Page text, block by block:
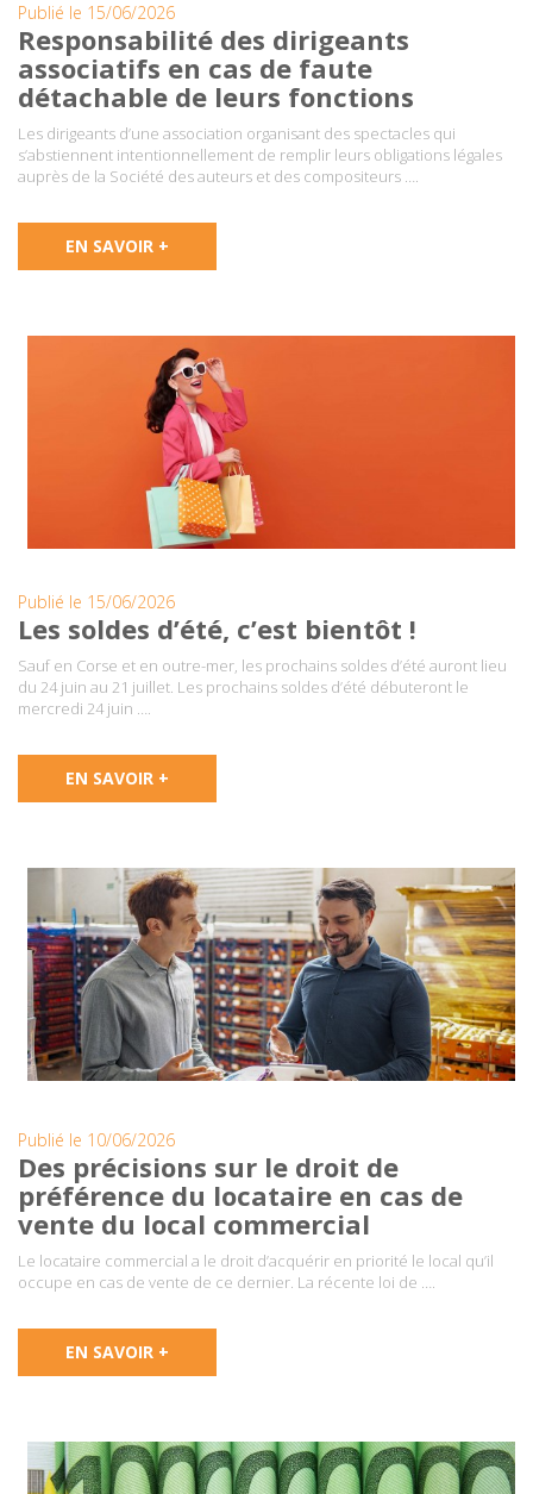
Publié le 15/06/2026
Responsabilité des dirigeants
associatifs en cas de faute
détachable de leurs fonctions
Les dirigeants d’une association organisant des spectacles qui
s’abstiennent intentionnellement de remplir leurs obligations légales
auprès de la Société des auteurs et des compositeurs ….
EN SAVOIR +
Publié le 15/06/2026
Les soldes d’été, c’est bientôt !
Sauf en Corse et en outre-mer, les prochains soldes d’été auront lieu
du 24 juin au 21 juillet. Les prochains soldes d’été débuteront le
mercredi 24 juin ….
EN SAVOIR +
Publié le 10/06/2026
Des précisions sur le droit de
préférence du locataire en cas de
vente du local commercial
Le locataire commercial a le droit d’acquérir en priorité le local qu’il
occupe en cas de vente de ce dernier. La récente loi de ….
EN SAVOIR +